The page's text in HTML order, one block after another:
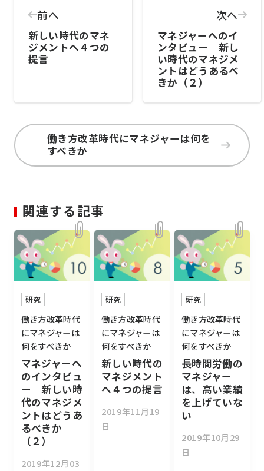
前へ
新しい時代のマネ
ジメントへ４つの
提言
次へ
マネジャーへのイ
ンタビュー 新し
い時代のマネジメ
ントはどうあるべ
きか（２）
働き方改革時代にマネジャーは何を
すべきか
関連する記事
研究
働き方改革時代
にマネジャーは
何をすべきか
マネジャーへ
のインタビュ
ー 新しい時
代のマネジメ
ントはどうあ
るべきか
（２）
2019年12月03
研究
働き方改革時代
にマネジャーは
何をすべきか
新しい時代の
マネジメント
へ４つの提言
2019年11月19
日
研究
働き方改革時代
にマネジャーは
何をすべきか
長時間労働の
マネジャー
は、高い業績
を上げていな
い
2019年10月29
日